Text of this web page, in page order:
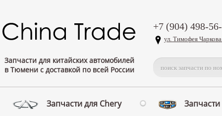
Запчасти для китайских автомобилей
в Тюмени с доставкой по всей России
+7 (904) 498-
ул. Тимофея
Запчасти для Chery